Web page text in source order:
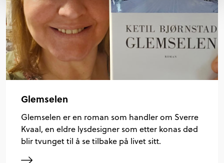
Glemselen
Glemselen er en roman som handler om Sverre
Kvaal, en eldre lysdesigner som etter konas død
blir tvunget til å se tilbake på livet sitt.